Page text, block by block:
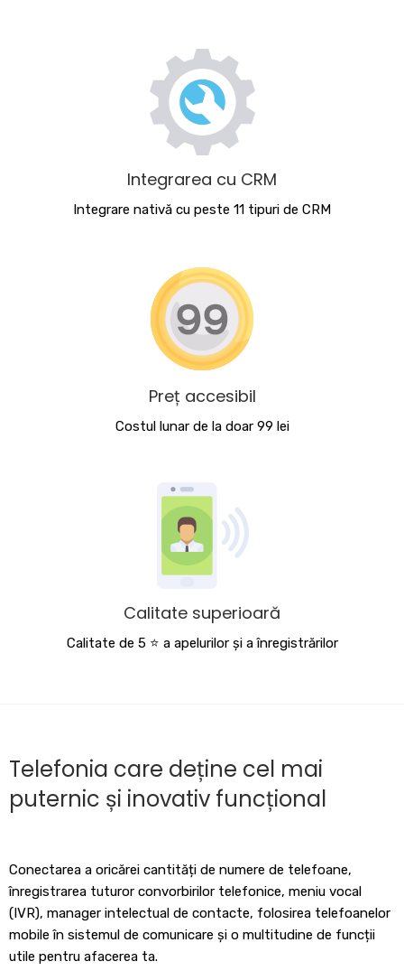
Integrarea cu CRM
Integrare nativă cu peste 11 tipuri de CRM
Preț accesibil
Costul lunar de la doar 99 lei
Calitate superioară
Calitate de 5 ⭐️ a apelurilor și a înregistrărilor
Telefonia care deține cel mai
puternic și inovativ funcțional
Conectarea a oricărei cantități de numere de telefoane,
înregistrarea tuturor convorbirilor telefonice, meniu vocal
(IVR), manager intelectual de contacte, folosirea telefoanelor
mobile în sistemul de comunicare și o multitudine de funcții
utile pentru afacerea ta.